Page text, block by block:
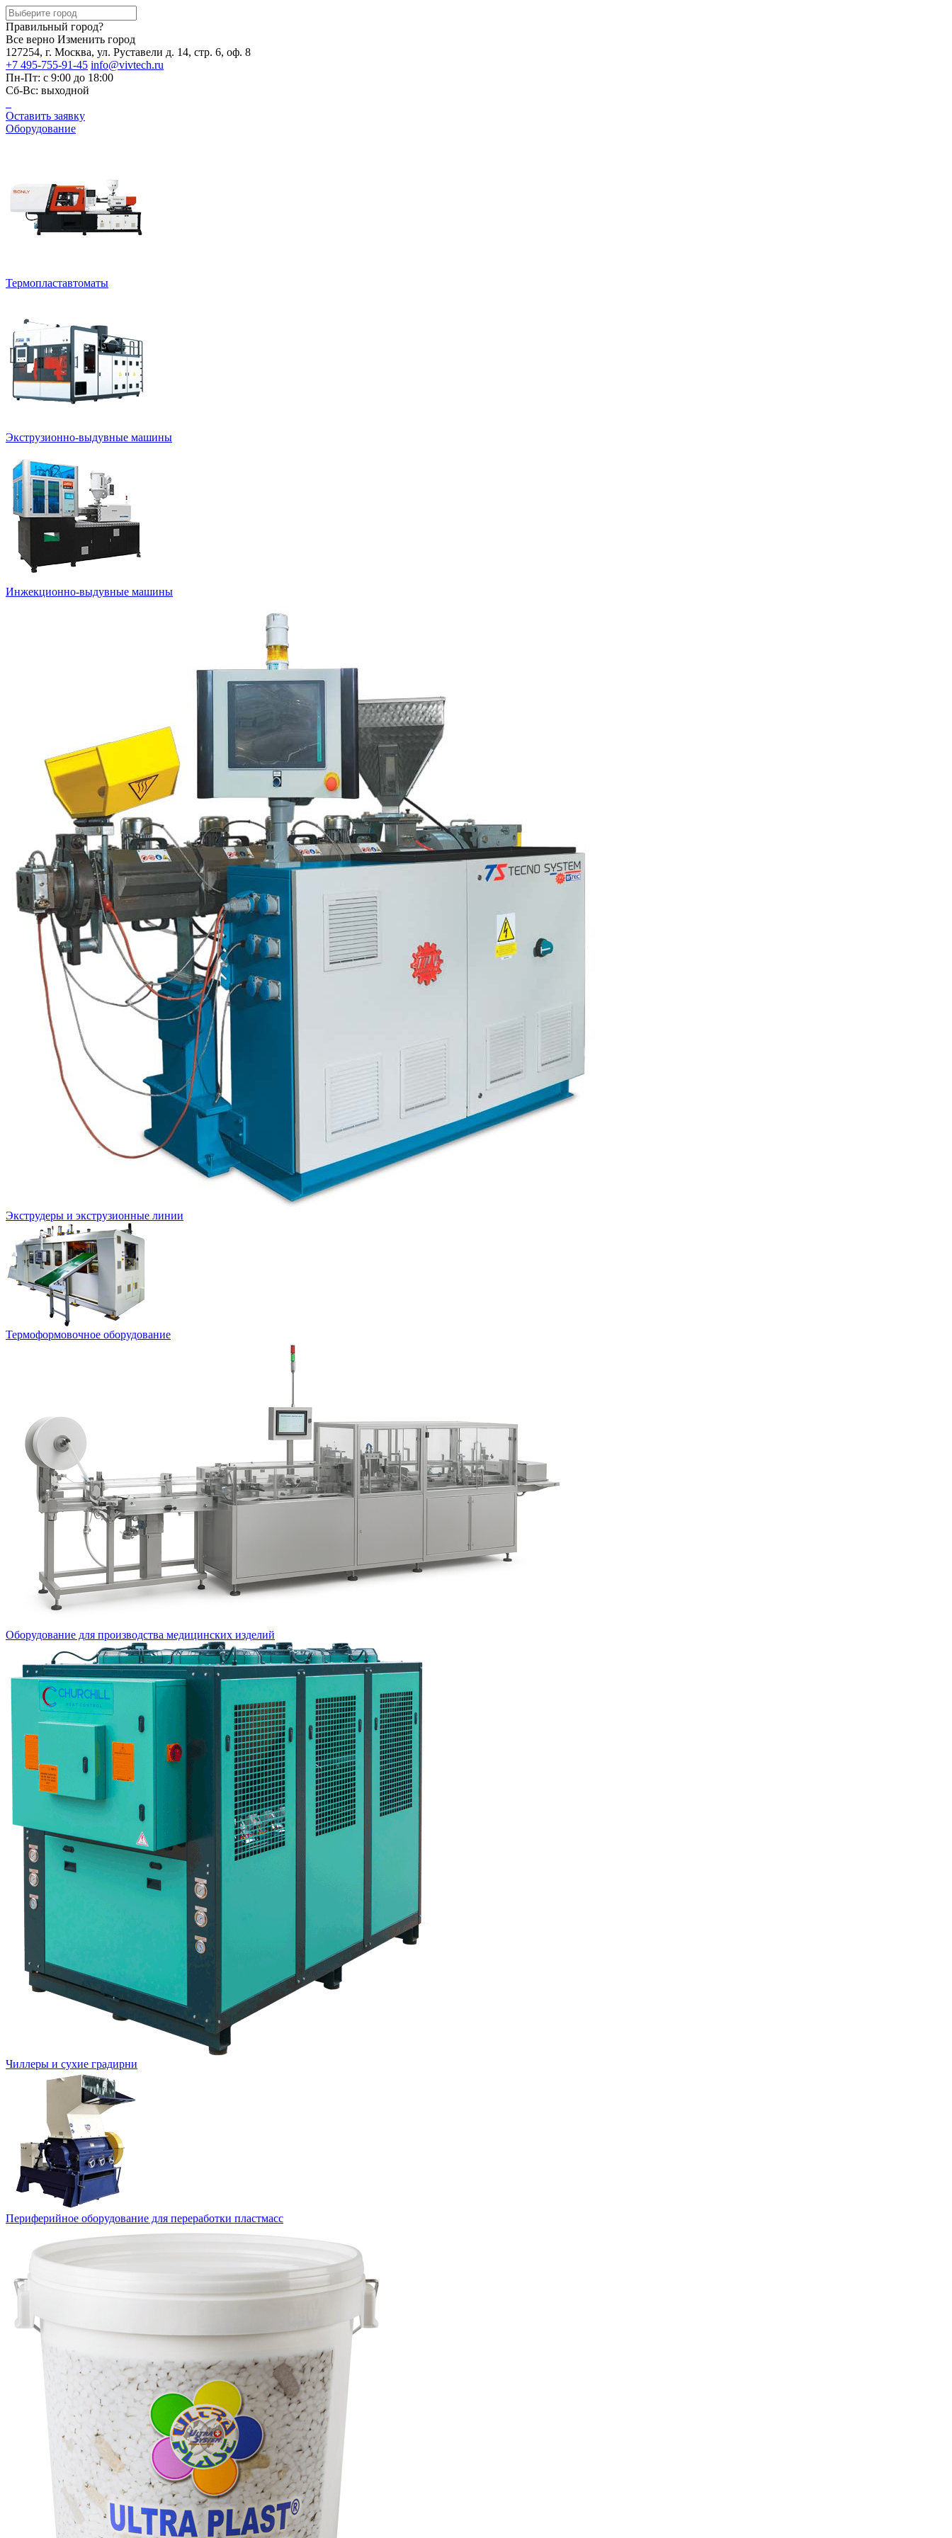
Правильный город?
Все верно Изменить город
127254, г. Москва, ул. Руставели д. 14, стр. 6, оф. 8
+7 495-755-91-45 info@vivtech.ru
Пн-Пт: с 9:00 до 18:00
Сб-Вс: выходной
Оставить заявку
Оборудование
Термопластавтоматы
Экструзионно-выдувные машины
Инжекционно-выдувные машины
Экструдеры и экструзионные линии
Термоформовочное оборудование
Оборудование для производства медицинских изделий
Чиллеры и сухие градирни
Периферийное оборудование для переработки пластмасс